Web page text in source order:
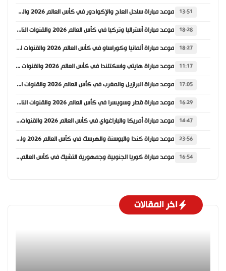
13:51 موعد مباراة ساحل العاج والإكوادور في كأس العالم 2026 والقنوات الناقلة
18:28 موعد مباراة أستراليا وتركيا في كأس العالم 2026 والقنوات الناقلة
18:27 موعد مباراة ألمانيا وكوراساو في كأس العالم 2026 والقنوات الناقلة
11:17 موعد مباراة هايتي واسكتلندا في كأس العالم 2026 والقنوات الناقلة
17:05 موعد مباراة البرازيل والمغرب في كأس العالم 2026 والقنوات الناقلة
16:29 موعد مباراة قطر وسويسرا في كأس العالم 2026 والقنوات الناقلة
14:47 موعد مباراة أمريكا والباراغواي في كأس العالم 2026 والقنوات الناقلة
23:56 موعد مباراة كندا والبوسنة والهرسك في كأس العالم 2026 والقنوات الناقلة
16:54 موعد مباراة كوريا الجنوبية وجمهورية التشيك في كأس العالم 2026 والقنوات الناقلة
اخر المقالات